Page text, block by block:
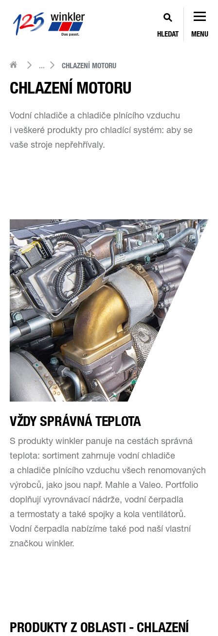
HLEDAT MENU
... CHLAZENÍ MOTORU
CHLAZENÍ MOTORU
Vodní chladiče a chladiče plnícího vzduchu
i veškeré produkty pro chladící systém: aby se
vaše stroje nepřehřívaly.
VŽDY SPRÁVNÁ TEPLOTA
S produkty winkler panuje na cestách správná
teplota: sortiment zahrnuje vodní chladiče
a chladiče plnícího vzduchu všech renomovaných
výrobců, jako jsou např. Mahle a Valeo. Portfolio
doplňují vyrovnávací nádrže, vodní čerpadla
a termostaty a také spojky a kola ventilátorů.
Vodní čerpadla nabízíme také pod naší vlastní
značkou winkler.
PRODUKTY Z OBLASTI - CHLAZENÍ